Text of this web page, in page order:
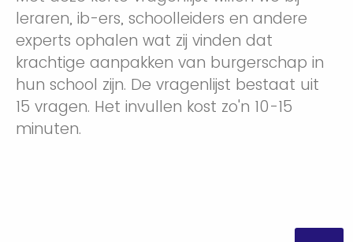
leraren, ib-ers, schoolleiders en andere
experts ophalen wat zij vinden dat
krachtige aanpakken van burgerschap in
hun school zijn. De vragenlijst bestaat uit
15 vragen. Het invullen kost zo'n 10-15
minuten.